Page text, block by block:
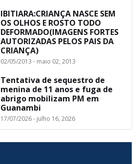
IBITIARA:CRIANÇA NASCE SEM
OS OLHOS E ROSTO TODO
DEFORMADO(IMAGENS FORTES
AUTORIZADAS PELOS PAIS DA
CRIANÇA)
02/05/2013 - maio 02, 2013
Tentativa de sequestro de
menina de 11 anos e fuga de
abrigo mobilizam PM em
Guanambi
17/07/2026 - julho 16, 2026